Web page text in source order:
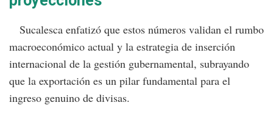
Sucalesca enfatizó que estos números validan el rumbo
macroeconómico actual y la estrategia de inserción
internacional de la gestión gubernamental, subrayando
que la exportación es un pilar fundamental para el
ingreso genuino de divisas.